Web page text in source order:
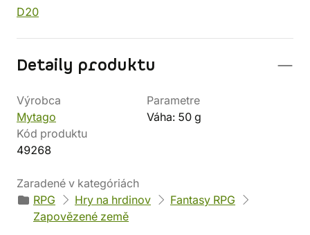
D20
Detaily produktu
Výrobca
Mytago
Parametre
Váha: 50 g
Kód produktu
49268
Zaradené v kategóriách
RPG
Hry na hrdinov
Fantasy RPG
Zapovězené země